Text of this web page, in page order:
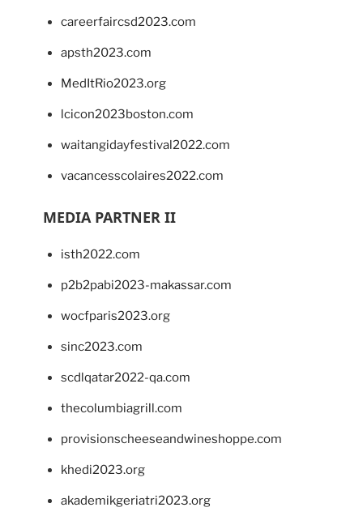
careerfaircsd2023.com
apsth2023.com
MedItRio2023.org
lcicon2023boston.com
waitangidayfestival2022.com
vacancesscolaires2022.com
MEDIA PARTNER II
isth2022.com
p2b2pabi2023-makassar.com
wocfparis2023.org
sinc2023.com
scdlqatar2022-qa.com
thecolumbiagrill.com
provisionscheeseandwineshoppe.com
khedi2023.org
akademikgeriatri2023.org